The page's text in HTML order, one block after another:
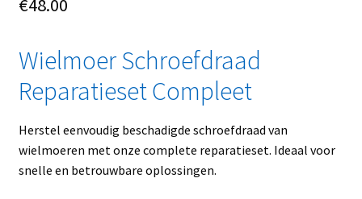
€48.00
Wielmoer Schroefdraad
Reparatieset Compleet
Herstel eenvoudig beschadigde schroefdraad van
wielmoeren met onze complete reparatieset. Ideaal voor
snelle en betrouwbare oplossingen.